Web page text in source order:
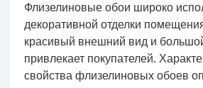
Флизелиновые обои широко
декоративной отделки
красивый внешний вид и
привлекает покупателей.
свойства флизелиновых обоев